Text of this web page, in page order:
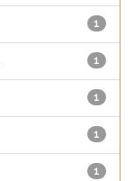
1
1
1
1
1